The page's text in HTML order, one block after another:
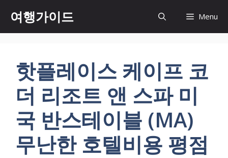
츠
여행가이드 Menu
핫플레이스 케이프 코
더 리조트 앤 스파 미
국 반스테이블 (MA)
무난한 호텔비용 평점